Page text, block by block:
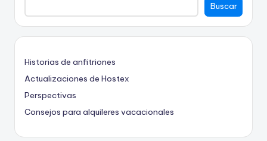
Buscar
Historias de anfitriones
Actualizaciones de Hostex
Perspectivas
Consejos para alquileres vacacionales